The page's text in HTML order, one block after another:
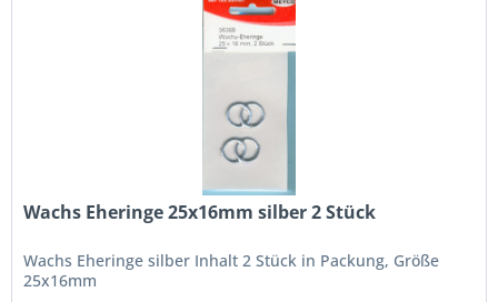
Wachs Eheringe 25x16mm silber 2 Stück
Wachs Eheringe silber Inhalt 2 Stück in Packung, Größe
25x16mm